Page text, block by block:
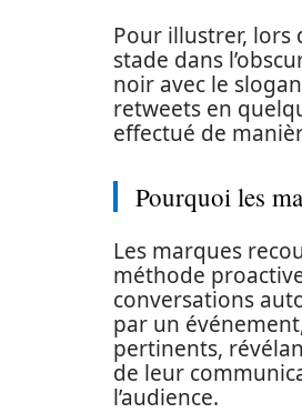
Pour illustrer, lors
stade dans
noir avec le
retweets en
effectué de
Pourquoi les
Les marques
méthode
conversations
par un
pertinents,
de leur
l’audience.